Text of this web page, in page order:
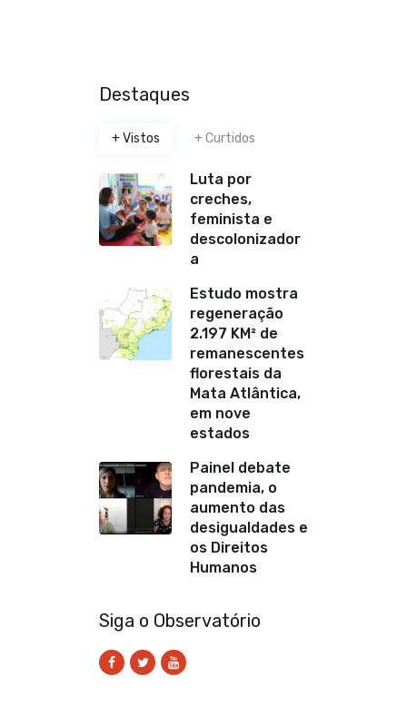
Destaques
+ Vistos + Curtidos
Luta por
creches,
feminista e
descolonizador
a
Estudo mostra
regeneração
2.197 KM² de
remanescentes
florestais da
Mata Atlântica,
em nove
estados
Painel debate
pandemia, o
aumento das
desigualdades e
os Direitos
Humanos
Siga o Observatório